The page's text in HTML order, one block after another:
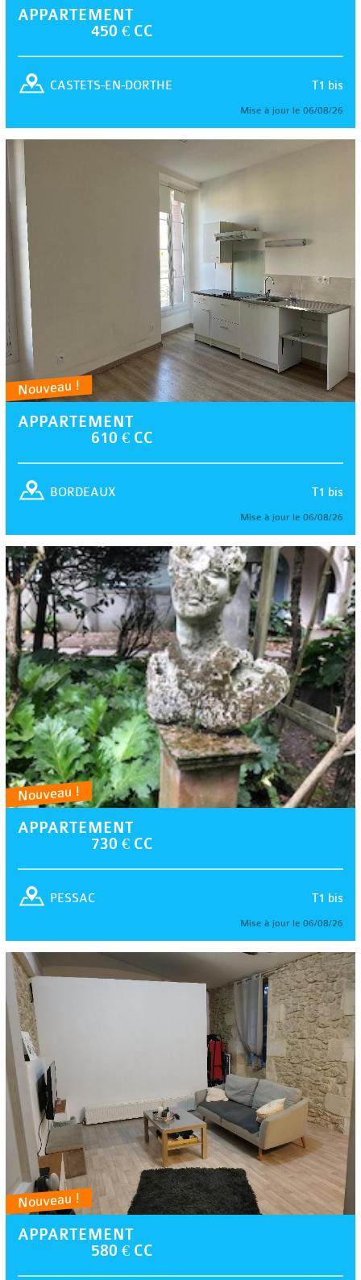
APPARTEMENT
450 € CC
T1 bis
CASTETS-EN-DORTHE
Mise à jour le 06/08/26
Nouveau !
APPARTEMENT
610 € CC
T1 bis
BORDEAUX
Mise à jour le 06/08/26
Nouveau !
APPARTEMENT
730 € CC
T1 bis
PESSAC
Mise à jour le 06/08/26
Nouveau !
APPARTEMENT
580 € CC